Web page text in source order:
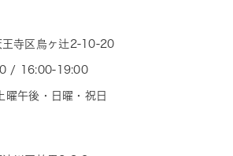
寺区烏ヶ辻2-10-20
/ 16:00-19:00
曜午後・日曜・祝日